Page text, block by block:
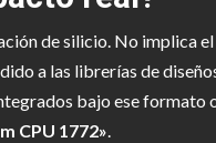
de silicio. No implica
a las librerías de
bajo ese formato
CPU 1772».